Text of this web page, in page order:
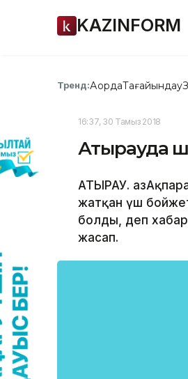
KAZINFORM
Тренд:АқордаТағайындау
16:37, 30 Тамыз 2018
Атырауда
АТЫРАУ.
жатқан үш
болды, деп
жасап.